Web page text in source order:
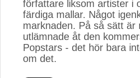
författare liksom artister i
färdiga mallar. Något
marknaden. På så sätt
utlämnade åt den
Popstars - det hör bara
om det.